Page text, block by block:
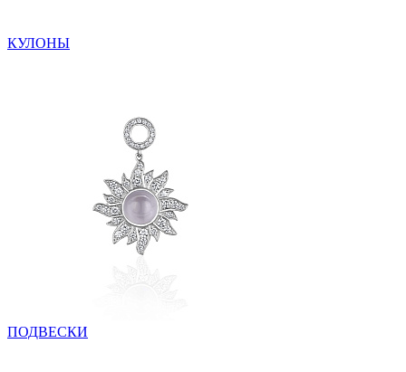
КУЛОНЫ
ПОДВЕСКИ